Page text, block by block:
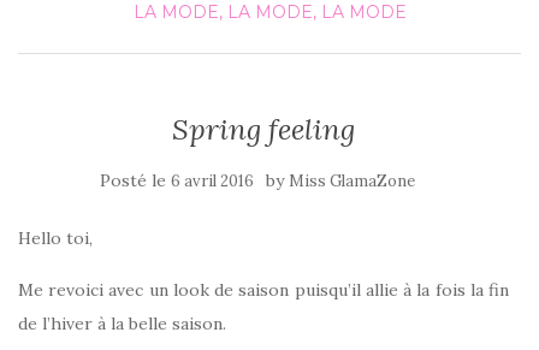
LA MODE, LA MODE, LA MODE
Spring feeling
Posté le 6 avril 2016 by Miss GlamaZone
Hello toi,
Me revoici avec un look de saison puisqu’il allie à la fois la fin
de l’hiver à la belle saison.